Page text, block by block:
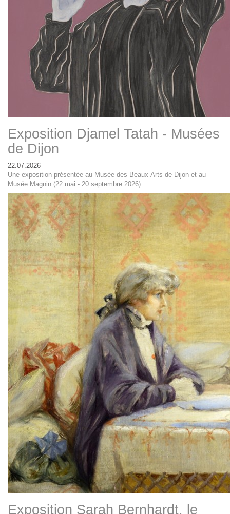
Exposition Djamel Tatah - Musées
de Dijon
22.07.2026
Une exposition présentée au Musée des Beaux-Arts de Dijon et au
Musée Magnin (22 mai - 20 septembre 2026)
Exposition Sarah Bernhardt, le